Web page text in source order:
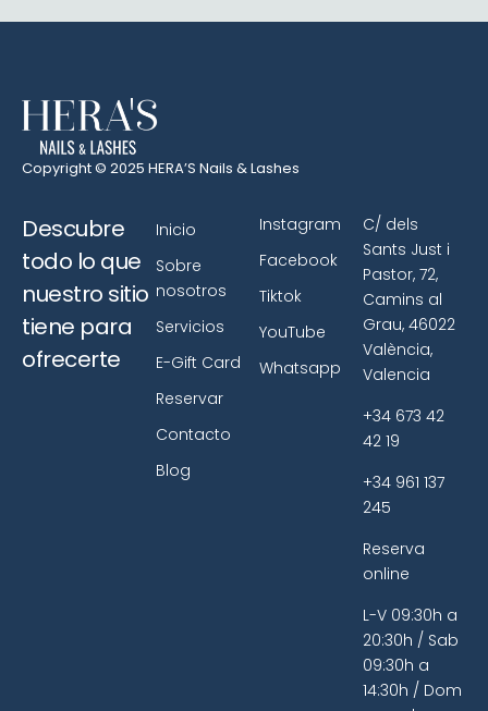
Copyright © 2025 HERA’S Nails & Lashes
Descubre
todo lo que
nuestro sitio
tiene para
ofrecerte
Inicio
Sobre
nosotros
Servicios
E-Gift Card
Reservar
Contacto
Blog
Instagram
Facebook
Tiktok
YouTube
Whatsapp
C/ dels
Sants Just i
Pastor, 72,
Camins al
Grau, 46022
València,
Valencia
+34 673 42
42 19
+34 961 137
245
Reserva
online
L-V 09:30h a
20:30h / Sab
09:30h a
14:30h / Dom